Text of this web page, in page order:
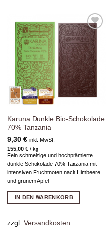
Zur
Wunschliste
hinzufügen
Karuna Dunkle Bio-Schokolade
70% Tanzania
9,30 € inkl. MwSt.
155,00 €/ kg
Fein schmelzige und hochprämierte
dunkle Schokolade 70% Tanzania mit
intensiven Fruchtnoten nach Himbeere
und grünem Apfel
IN DEN WARENKORB
zzgl. Versandkosten